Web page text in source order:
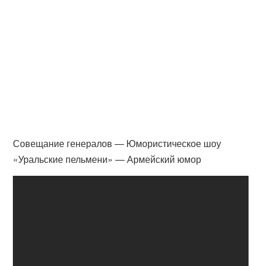
Совещание генералов — Юмористическое шоу
«Уральские пельмени» — Армейский юмор